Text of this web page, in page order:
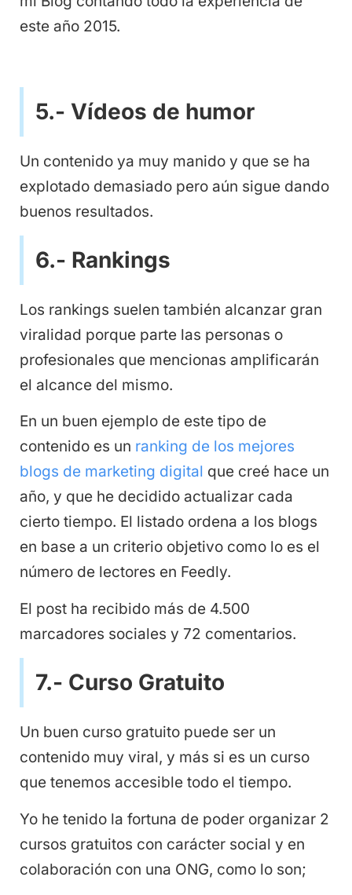
este año 2015.
5.- Vídeos de humor
Un contenido ya muy manido y que se ha
explotado demasiado pero aún sigue dando
buenos resultados.
6.- Rankings
Los rankings suelen también alcanzar gran
viralidad porque parte las personas o
profesionales que mencionas amplificarán
el alcance del mismo.
En un buen ejemplo de este tipo de
contenido es un ranking de los mejores
blogs de marketing digital que creé hace un
año, y que he decidido actualizar cada
cierto tiempo. El listado ordena a los blogs
en base a un criterio objetivo como lo es el
número de lectores en Feedly.
El post ha recibido más de 4.500
marcadores sociales y 72 comentarios.
7.- Curso Gratuito
Un buen curso gratuito puede ser un
contenido muy viral, y más si es un curso
que tenemos accesible todo el tiempo.
Yo he tenido la fortuna de poder organizar 2
cursos gratuitos con carácter social y en
colaboración con una ONG, como lo son;